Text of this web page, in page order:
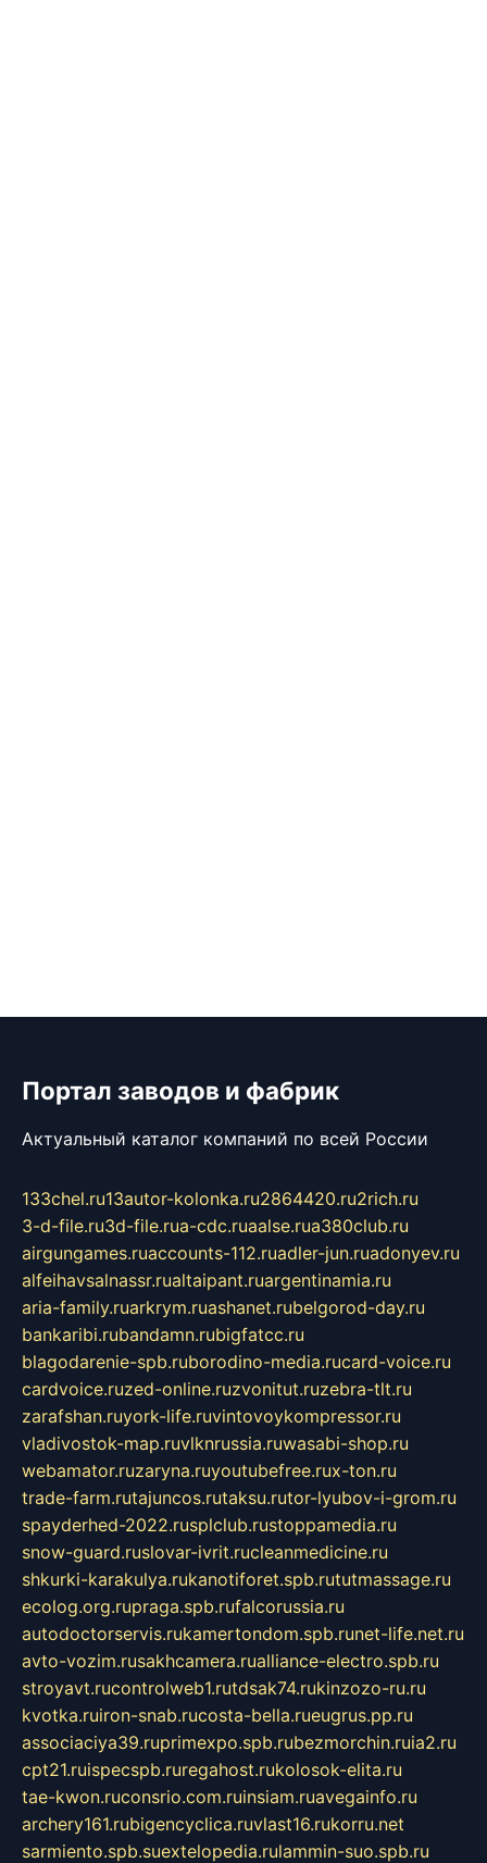
Портал заводов и фабрик
Актуальный каталог компаний по всей России
133chel.ru13autor-kolonka.ru2864420.ru2rich.ru
3-d-file.ru3d-file.rua-cdc.ruaalse.rua380club.ru
airgungames.ruaccounts-112.ruadler-jun.ruadonyev.ru
alfeihavsalnassr.rualtaipant.ruargentinamia.ru
aria-family.ruarkrym.ruashanet.rubelgorod-day.ru
bankaribi.rubandamn.rubigfatcc.ru
blagodarenie-spb.ruborodino-media.rucard-voice.ru
cardvoice.ruzed-online.ruzvonitut.ruzebra-tlt.ru
zarafshan.ruyork-life.ruvintovoykompressor.ru
vladivostok-map.ruvlknrussia.ruwasabi-shop.ru
webamator.ruzaryna.ruyoutubefree.rux-ton.ru
trade-farm.rutajuncos.rutaksu.rutor-lyubov-i-grom.ru
spayderhed-2022.rusplclub.rustoppamedia.ru
snow-guard.ruslovar-ivrit.rucleanmedicine.ru
shkurki-karakulya.rukanotiforet.spb.rututmassage.ru
ecolog.org.rupraga.spb.rufalcorussia.ru
autodoctorservis.rukamertondom.spb.runet-life.net.ru
avto-vozim.rusakhcamera.rualliance-electro.spb.ru
stroyavt.rucontrolweb1.rutdsak74.rukinzozo-ru.ru
kvotka.ruiron-snab.rucosta-bella.rueugrus.pp.ru
associaciya39.ruprimexpo.spb.rubezmorchin.ruia2.ru
cpt21.ruispecspb.ruregahost.rukolosok-elita.ru
tae-kwon.ruconsrio.com.ruinsiam.ruavegainfo.ru
archery161.rubigencyclica.ruvlast16.rukorru.net
sarmiento.spb.suextelopedia.rulammin-suo.spb.ru